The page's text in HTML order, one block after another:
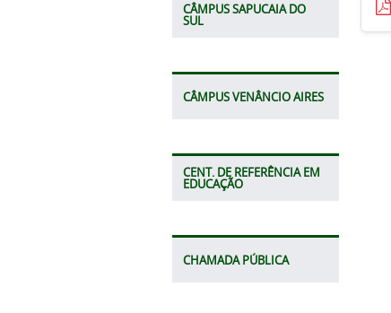
CÂMPUS SAPUCAIA DO
SUL
CÂMPUS VENÂNCIO AIRES
CENT. DE REFERÊNCIA EM
EDUCAÇÃO
CHAMADA PÚBLICA